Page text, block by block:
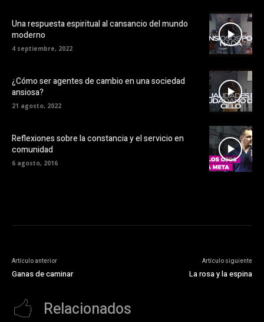
Una respuesta espiritual al cansancio del mundo
moderno
4 septiembre, 2022
¿Cómo ser agentes de cambio en una sociedad
ansiosa?
21 agosto, 2022
Reflexiones sobre la constancia y el servicio en
comunidad
6 agosto, 2016
Artículo anterior
Ganas de caminar
Artículo siguiente
La rosa y la espina
Relacionados